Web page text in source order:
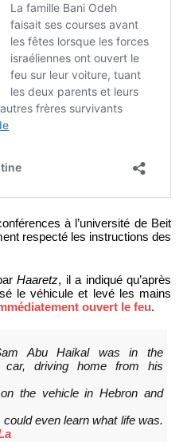
à l’université de Beit
respecté les instructions des
Haaretz, il a indiqué qu’après
le véhicule et levé les mains
ouvert le feu.
Abu Haikal was in the
car, driving home from his
the vehicle in Hebron and
even learn what life was.